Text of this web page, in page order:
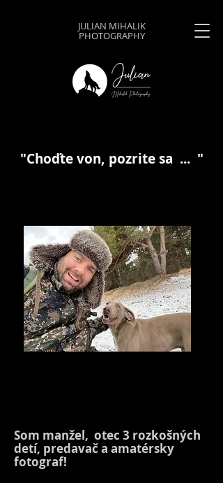
JULIAN MIHALIK
PHOTOGRAPHY
"Choďte von, pozrite sa ... "
Som manžel, otec 3 rozkošných
detí, predavač a amatérsky
fotograf!